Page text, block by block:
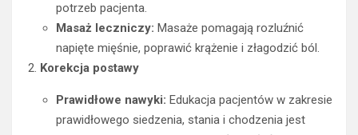
potrzeb pacjenta.
Masaż leczniczy: Masaże pomagają rozluźnić
napięte mięśnie, poprawić krążenie i złagodzić ból.
Korekcja postawy
Prawidłowe nawyki: Edukacja pacjentów w zakresie
prawidłowego siedzenia, stania i chodzenia jest